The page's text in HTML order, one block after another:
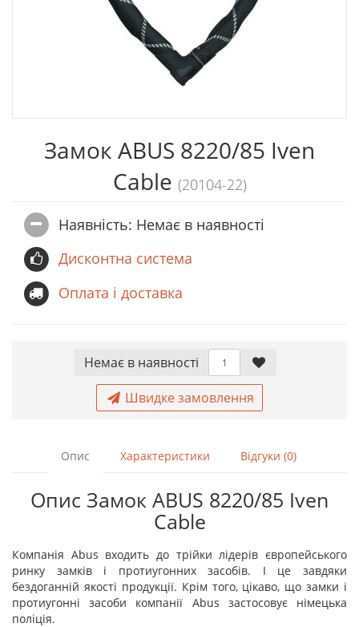
Замок ABUS 8220/85 Iven
Cable (20104-22)
Наявність: Немає в наявностi
Дисконтна система
Оплата і доставка
Немає в наявностi
Швидке замовлення
Опис Характеристики Відгуки (0)
Опис Замок ABUS 8220/85 Iven
Cable
Компанія Abus входить до трійки лідерів європейського
ринку замків і протиугонних засобів. І це завдяки
бездоганній якості продукції. Крім того, цікаво, що замки і
протиугонні засоби компанії Abus застосовує німецька
поліція.